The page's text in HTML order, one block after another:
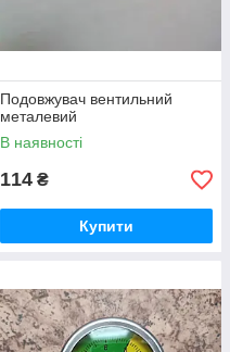
Подовжувач вентильний
металевий
В наявності
114 ₴
Купити